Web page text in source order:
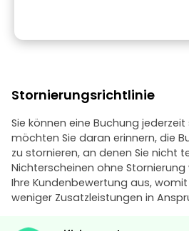
Stornierungsrichtlinie
Sie können eine Buchung jederzeit
möchten Sie daran erinnern, die
zu stornieren, an denen Sie nicht
Nichterscheinen ohne
Ihre Kundenbewertung aus,
weniger Zusatzleistungen in